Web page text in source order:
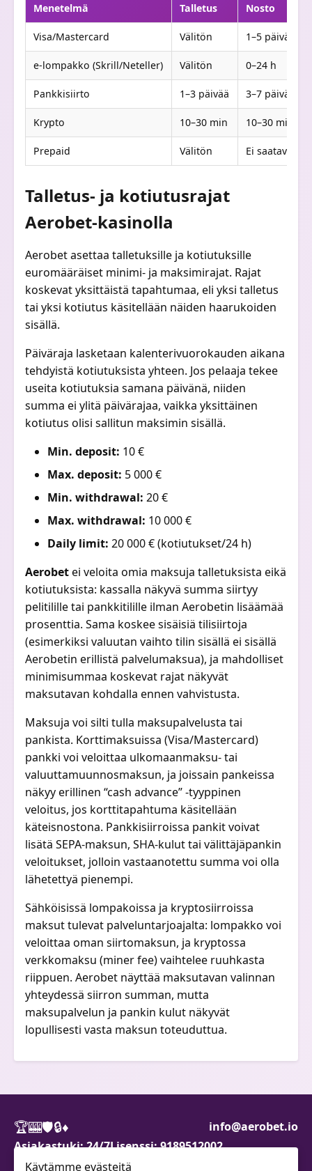
Menetelmä Talletus Nosto
Visa/Mastercard Välitön 1–5 päivää
e-lompakko (Skrill/Neteller) Välitön 0–24 h
Pankkisiirto 1–3 päivää 3–7 päivää
Krypto 10–30 min 10–30 min
Prepaid Välitön Ei saatavilla
Talletus- ja kotiutusrajat
Aerobet-kasinolla
Aerobet asettaa talletuksille ja kotiutuksille
euromääräiset minimi- ja maksimirajat. Rajat
koskevat yksittäistä tapahtumaa, eli yksi talletus
tai yksi kotiutus käsitellään näiden haarukoiden
sisällä.
Päiväraja lasketaan kalenterivuorokauden aikana
tehdyistä kotiutuksista yhteen. Jos pelaaja tekee
useita kotiutuksia samana päivänä, niiden
summa ei ylitä päivärajaa, vaikka yksittäinen
kotiutus olisi sallitun maksimin sisällä.
Min. deposit: 10 €
Max. deposit: 5 000 €
Min. withdrawal: 20 €
Max. withdrawal: 10 000 €
Daily limit: 20 000 € (kotiutukset/24 h)
Aerobetei veloita omia maksuja talletuksista eikä
kotiutuksista: kassalla näkyvä summa siirtyy
pelitilille tai pankkitilille ilman Aerobetin lisäämää
prosenttia. Sama koskee sisäisiä tilisiirtoja
(esimerkiksi valuutan vaihto tilin sisällä ei sisällä
Aerobetin erillistä palvelumaksua), ja mahdolliset
minimisummaa koskevat rajat näkyvät
maksutavan kohdalla ennen vahvistusta.
Maksuja voi silti tulla maksupalvelusta tai
pankista. Korttimaksuissa (Visa/Mastercard)
pankki voi veloittaa ulkomaanmaksu- tai
valuuttamuunnosmaksun, ja joissain pankeissa
näkyy erillinen “cash advance” -tyyppinen
veloitus, jos korttitapahtuma käsitellään
käteisnostona. Pankkisiirroissa pankit voivat
lisätä SEPA-maksun, SHA-kulut tai välittäjäpankin
veloitukset, jolloin vastaanotettu summa voi olla
lähetettyä pienempi.
Sähköisissä lompakoissa ja kryptosiirroissa
maksut tulevat palveluntarjoajalta: lompakko voi
veloittaa oman siirtomaksun, ja kryptossa
verkkomaksu (miner fee) vaihtelee ruuhkasta
riippuen. Aerobet näyttää maksutavan valinnan
yhteydessä siirron summan, mutta
maksupalvelun ja pankin kulut näkyvät
lopullisesti vasta maksun toteuduttua.
🏆🎰🛡️🔒♦️
info@aerobet.io
Asiakastuki: 24/7Lisenssi: 9189512002
Käytämme evästeitä